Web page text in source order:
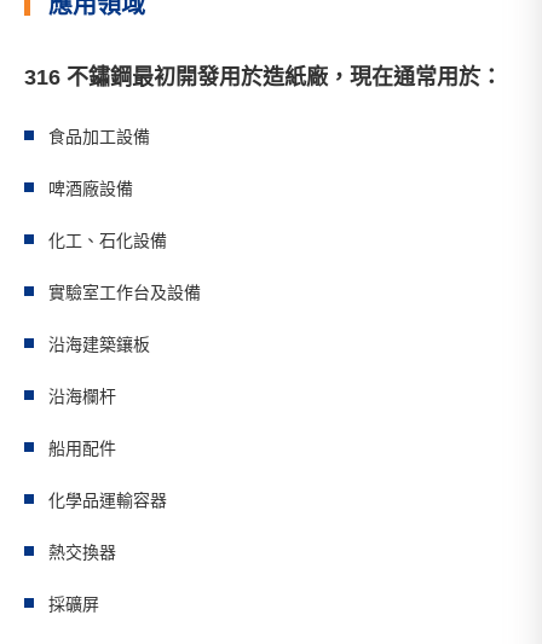
316 不鏽鋼最初開發用於造紙廠，現在通常用於：
食品加工設備
啤酒廠設備
化工、石化設備
實驗室工作台及設備
沿海建築鑲板
沿海欄杆
船用配件
化學品運輸容器
熱交換器
採礦屏